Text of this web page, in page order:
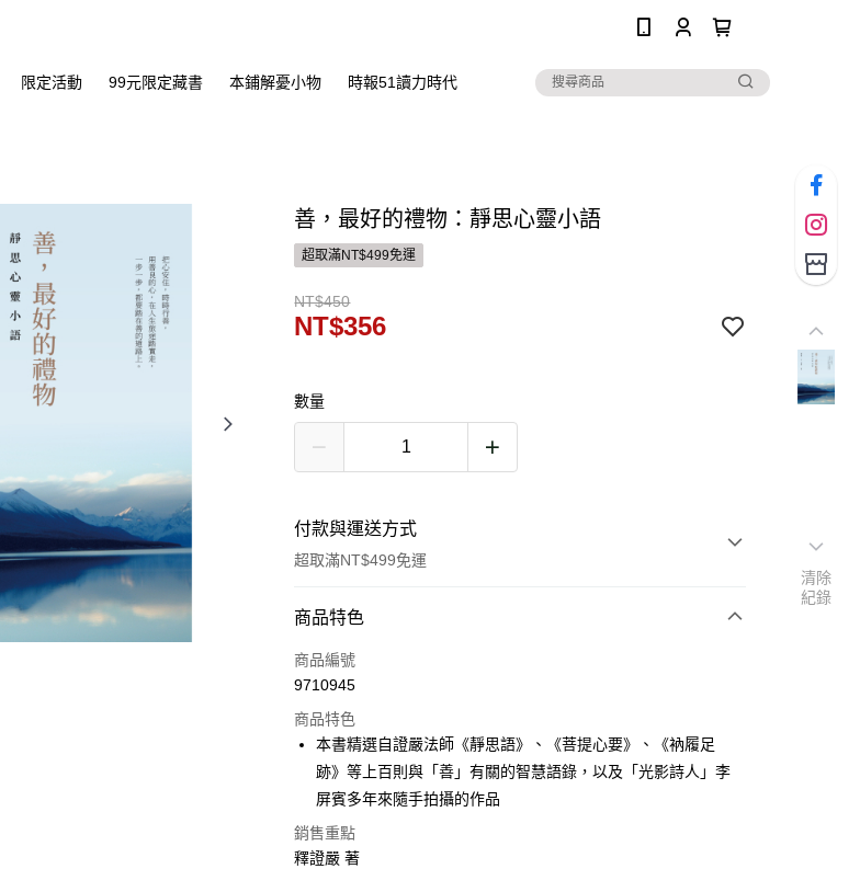
限定活動 99元限定藏書 本鋪解憂小物 時報51讀力時代
善，最好的禮物：靜思心靈小語
超取滿NT$499免運
NT$450
NT$356
數量
付款與運送方式
超取滿NT$499免運
付款方式
信用卡一次付款
運送方式
付款後全家取貨
每筆NT$60，滿NT$499(含以上)免運費
商品特色
商品編號
9710945
商品特色
本書精選自證嚴法師《靜思語》、《菩提心要》、《衲履足
跡》等上百則與「善」有關的智慧語錄，以及「光影詩人」李
屏賓多年來隨手拍攝的作品
銷售重點
釋證嚴 著
清除
紀錄